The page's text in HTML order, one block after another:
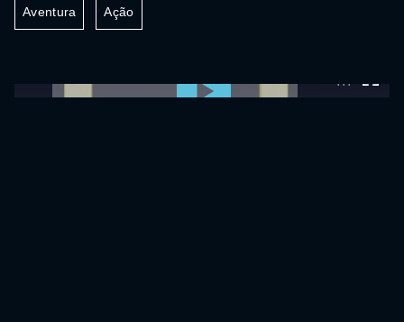
Aventura Ação